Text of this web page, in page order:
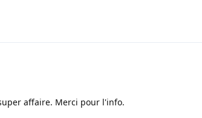
affaire. Merci pour l'info.